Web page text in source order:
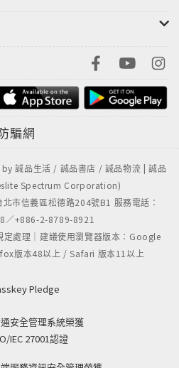
騙網
誠品生活 / 誠品書店 / 誠品物流 | 誠品
Spectrum Corporation)
市信義區松德路204號B1 服務電話：
／+886-2-8789-8921
定處理｜建議使用瀏覽器版本：Google
版本48以上 / Safari 版本11以上
Pledge
安全管理系統榮獲
IEC 27001認證